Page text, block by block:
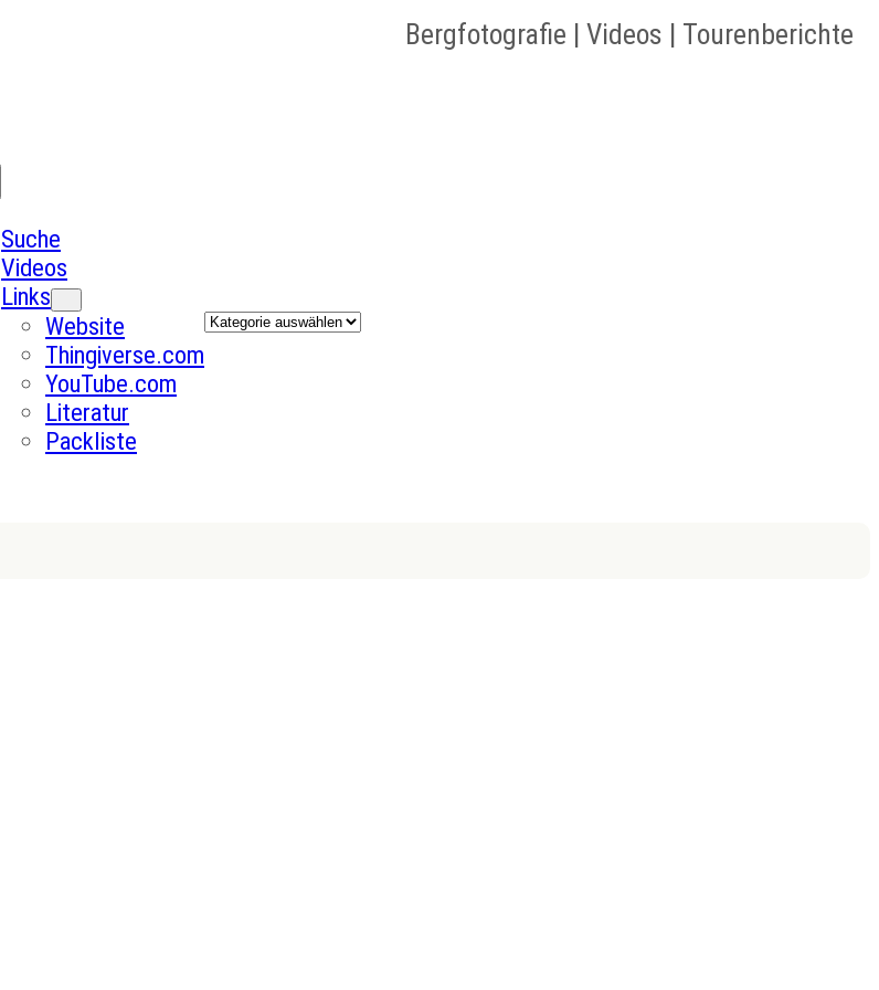
Bergfotografie | Videos | Tourenberichte
Suche
Videos
Links
Website
Thingiverse.com
YouTube.com
Literatur
Packliste
Kategorien